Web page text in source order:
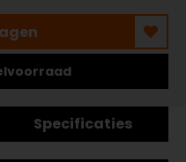
Specificaties